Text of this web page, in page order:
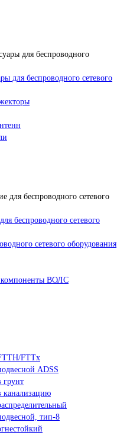
для беспроводного сетевого
беспроводного сетевого
сетевого оборудования
компоненты ВОЛС
FTTx
ADSS
грунт
канализацию
тип-8